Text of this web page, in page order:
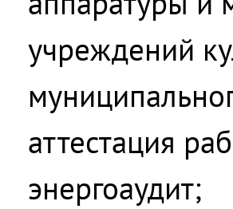
учреждений
аттестация
энергоаудит;